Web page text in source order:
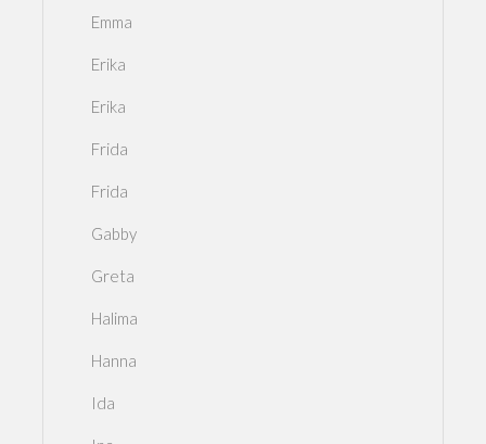
Emma
Erika
Erika
Frida
Frida
Gabby
Greta
Halima
Hanna
Ida